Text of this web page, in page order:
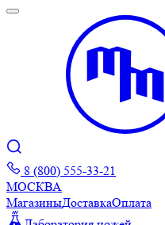
8 (800) 555-33-21
МОСКВА
МагазиныДоставкаОплата